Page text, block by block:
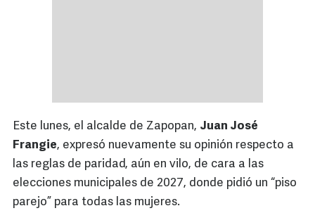
Este lunes, el alcalde de Zapopan, Juan José
Frangie, expresó nuevamente su opinión respecto a
las reglas de paridad, aún en vilo, de cara a las
elecciones municipales de 2027, donde pidió un “piso
parejo” para todas las mujeres.